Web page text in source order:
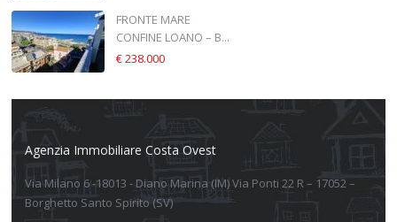
FRONTE MARE
CONFINE LOANO – B...
€ 238.000
Agenzia Immobiliare Costa Ovest
Via Milano 6 -18013 - Diano Marina (IM) Via Ponti 22 R – 17052 –
Borghetto Santo Spirito (SV)